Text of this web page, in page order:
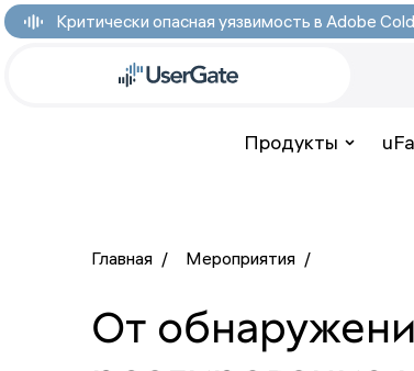
Критически опасная уязвимость в Adobe
Продукты
Главная / Мероприятия /
От